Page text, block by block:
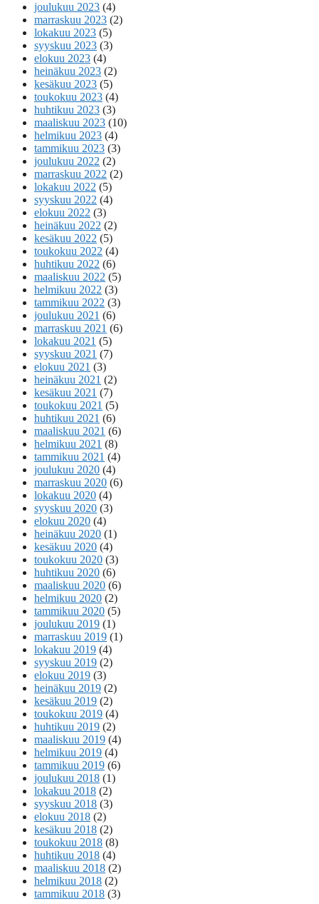
joulukuu 2023 (4)
marraskuu 2023 (2)
lokakuu 2023 (5)
syyskuu 2023 (3)
elokuu 2023 (4)
heinäkuu 2023 (2)
kesäkuu 2023 (5)
toukokuu 2023 (4)
huhtikuu 2023 (3)
maaliskuu 2023 (10)
helmikuu 2023 (4)
tammikuu 2023 (3)
joulukuu 2022 (2)
marraskuu 2022 (2)
lokakuu 2022 (5)
syyskuu 2022 (4)
elokuu 2022 (3)
heinäkuu 2022 (2)
kesäkuu 2022 (5)
toukokuu 2022 (4)
huhtikuu 2022 (6)
maaliskuu 2022 (5)
helmikuu 2022 (3)
tammikuu 2022 (3)
joulukuu 2021 (6)
marraskuu 2021 (6)
lokakuu 2021 (5)
syyskuu 2021 (7)
elokuu 2021 (3)
heinäkuu 2021 (2)
kesäkuu 2021 (7)
toukokuu 2021 (5)
huhtikuu 2021 (6)
maaliskuu 2021 (6)
helmikuu 2021 (8)
tammikuu 2021 (4)
joulukuu 2020 (4)
marraskuu 2020 (6)
lokakuu 2020 (4)
syyskuu 2020 (3)
elokuu 2020 (4)
heinäkuu 2020 (1)
kesäkuu 2020 (4)
toukokuu 2020 (3)
huhtikuu 2020 (6)
maaliskuu 2020 (6)
helmikuu 2020 (2)
tammikuu 2020 (5)
joulukuu 2019 (1)
marraskuu 2019 (1)
lokakuu 2019 (4)
syyskuu 2019 (2)
elokuu 2019 (3)
heinäkuu 2019 (2)
kesäkuu 2019 (2)
toukokuu 2019 (4)
huhtikuu 2019 (2)
maaliskuu 2019 (4)
helmikuu 2019 (4)
tammikuu 2019 (6)
joulukuu 2018 (1)
lokakuu 2018 (2)
syyskuu 2018 (3)
elokuu 2018 (2)
kesäkuu 2018 (2)
toukokuu 2018 (8)
huhtikuu 2018 (4)
maaliskuu 2018 (2)
helmikuu 2018 (2)
tammikuu 2018 (3)